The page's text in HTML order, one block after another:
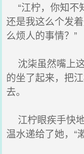
“江柠，你知不
还是我这么个发
么烦人的事情？”
沈柒虽然嘴上
的坐了起来，把
去。
江柠眼疾手快
温水递给了她，“